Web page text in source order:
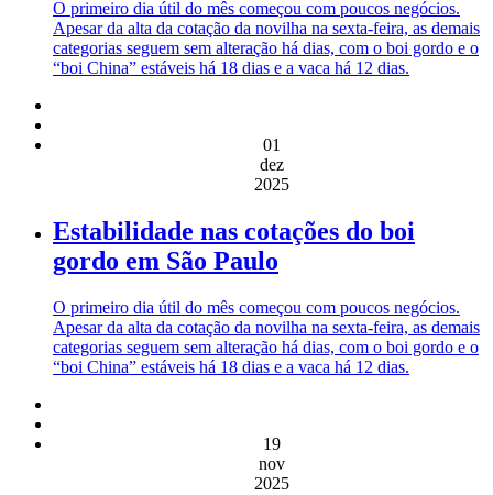
O primeiro dia útil do mês começou com poucos negócios.
Apesar da alta da cotação da novilha na sexta-feira, as demais
categorias seguem sem alteração há dias, com o boi gordo e o
“boi China” estáveis há 18 dias e a vaca há 12 dias.
01
dez
2025
Estabilidade nas cotações do boi
gordo em São Paulo
O primeiro dia útil do mês começou com poucos negócios.
Apesar da alta da cotação da novilha na sexta-feira, as demais
categorias seguem sem alteração há dias, com o boi gordo e o
“boi China” estáveis há 18 dias e a vaca há 12 dias.
19
nov
2025